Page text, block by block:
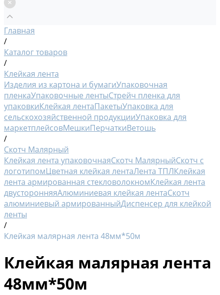
Главная
/
Каталог товаров
/
Клейкая лента
Изделия из картона и бумагиУпаковочная
пленкаУпаковочные лентыСтрейч пленка для
упаковкиКлейкая лентаПакетыУпаковка для
сельскохозяйственной продукцииУпаковка для
маркетплейсовМешкиПерчаткиВетошь
/
Скотч Малярный
Клейкая лента упаковочнаяСкотч МалярныйСкотч с
логотипомЦветная клейкая лентаЛента ТПЛКлейкая
лента армированная стекловолокномКлейкая лента
двусторонняяАлюминиевая клейкая лентаСкотч
алюминиевый армированныйДиспенсер для клейкой
ленты
/
Клейкая малярная лента 48мм*50м
Клейкая малярная лента
48мм*50м